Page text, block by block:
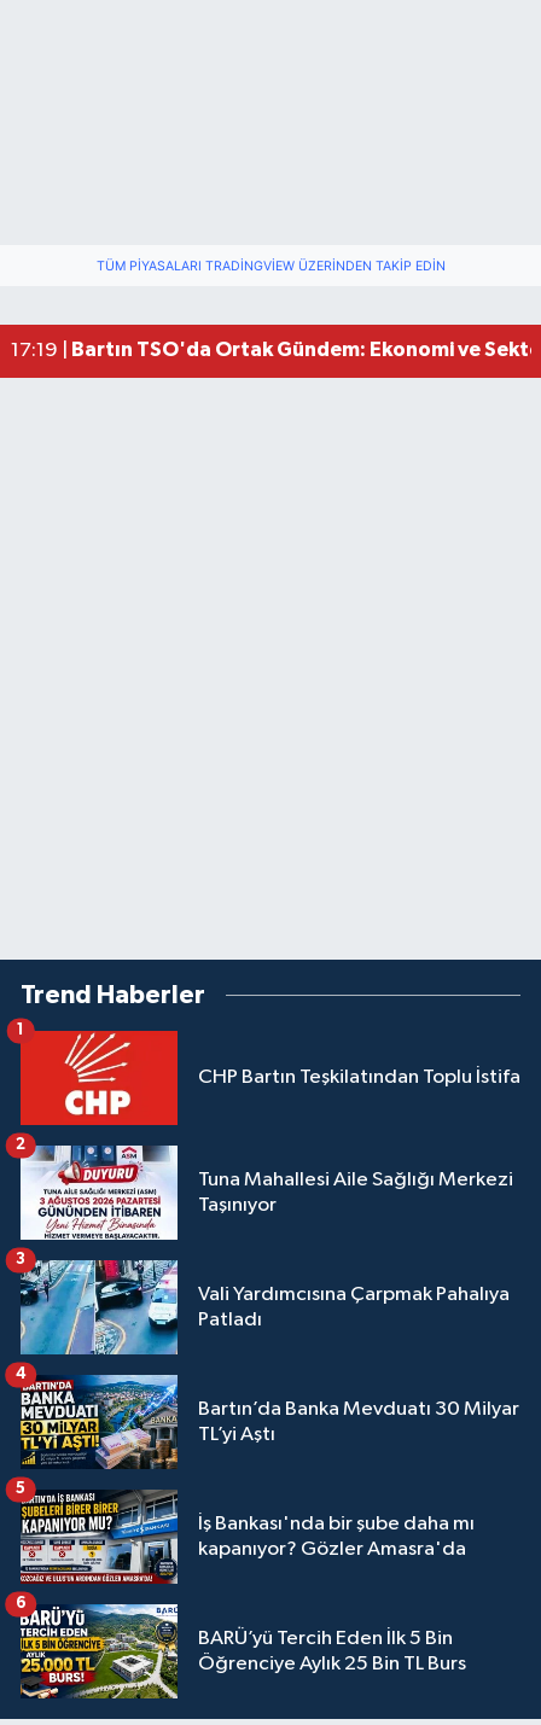
TÜM PIYASALARI TRADINGVIEW ÜZERINDEN TAKIP EDIN
17:19 |
Bartın TSO'da Ortak Gündem: Ekonomi ve
Trend Haberler
CHP Bartın Teşkilatından Toplu İstifa
1
Tuna Mahallesi Aile Sağlığı Merkezi
Taşınıyor
2
Vali Yardımcısına Çarpmak Pahalıya
Patladı
3
Bartın’da Banka Mevduatı 30 Milyar
TL’yi Aştı
4
İş Bankası'nda bir şube daha mı
kapanıyor? Gözler Amasra'da
5
BARÜ’yü Tercih Eden İlk 5 Bin
Öğrenciye Aylık 25 Bin TL Burs
6